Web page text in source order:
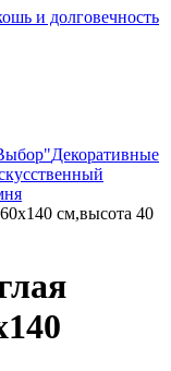
и долговечность
Декоративные
см,высота 40